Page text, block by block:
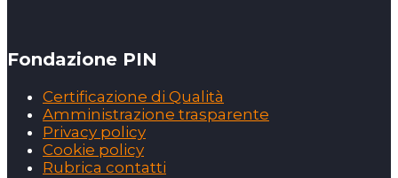
Fondazione PIN
Certificazione di Qualità
Amministrazione trasparente
Privacy policy
Cookie policy
Rubrica contatti